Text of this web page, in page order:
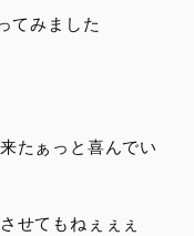
てみました
たぁっと喜んでい
せてもねぇぇぇ